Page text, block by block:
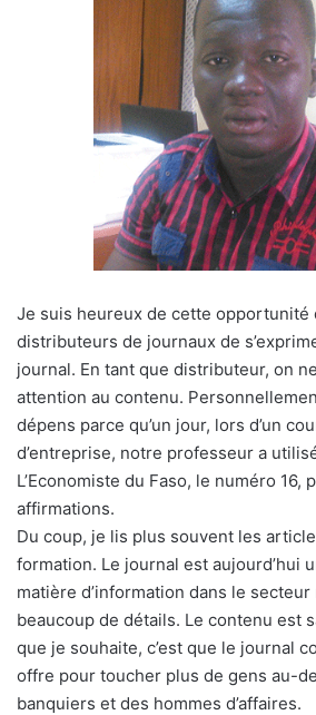
Je suis heureux de cette opportunité
distributeurs de journaux de
journal. En tant que distributeur, on
attention au contenu.
dépens parce qu’un jour, lors d’un
d’entreprise, notre professeur a
L’Economiste du Faso, le numéro 16,
affirmations.
Du coup, je lis plus souvent les
formation. Le journal est aujourd’hui
matière d’information dans le secteur
beaucoup de détails. Le contenu est
que je souhaite, c’est que le journal
offre pour toucher plus de gens au-
banquiers et des hommes d’affaires.